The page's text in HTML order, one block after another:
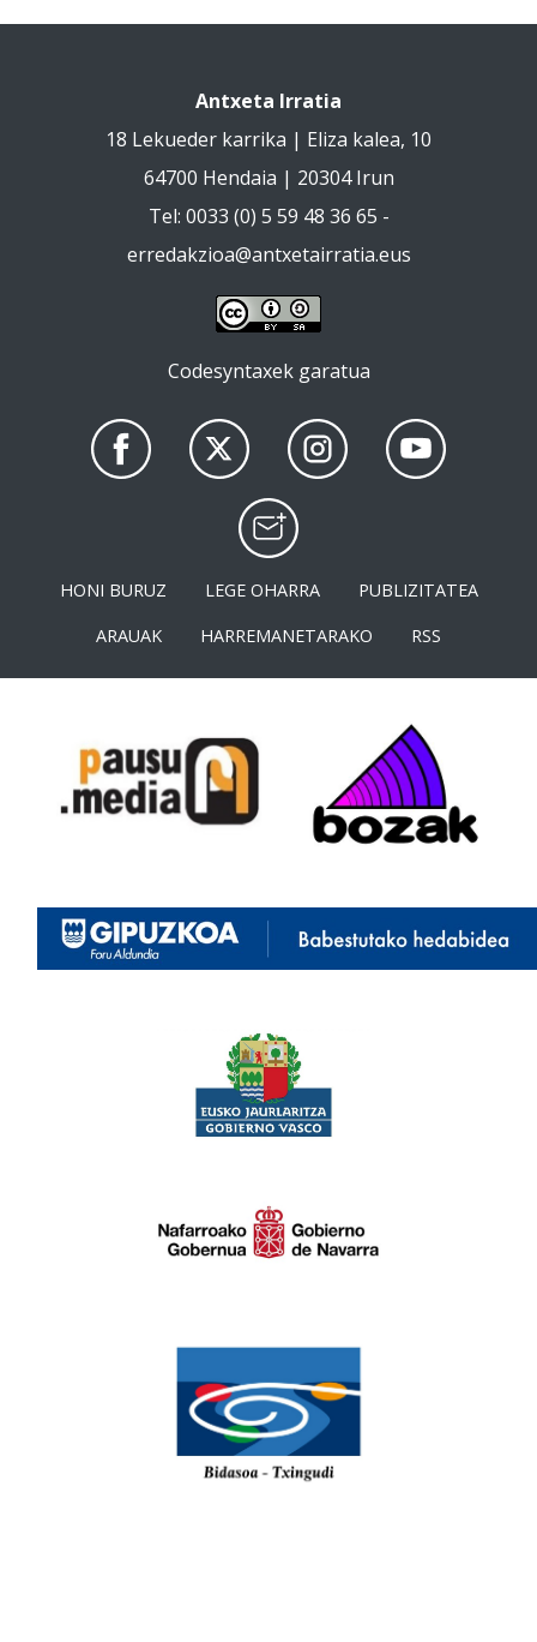
Antxeta Irratia
18 Lekueder karrika | Eliza kalea, 10
64700 Hendaia | 20304 Irun
Tel: 0033 (0) 5 59 48 36 65 -
erredakzioa@antxetairratia.eus
Codesyntaxek garatua
HONI BURUZ LEGE OHARRA
PUBLIZITATEA
ARAUAK
HARREMANETARAKO RSS